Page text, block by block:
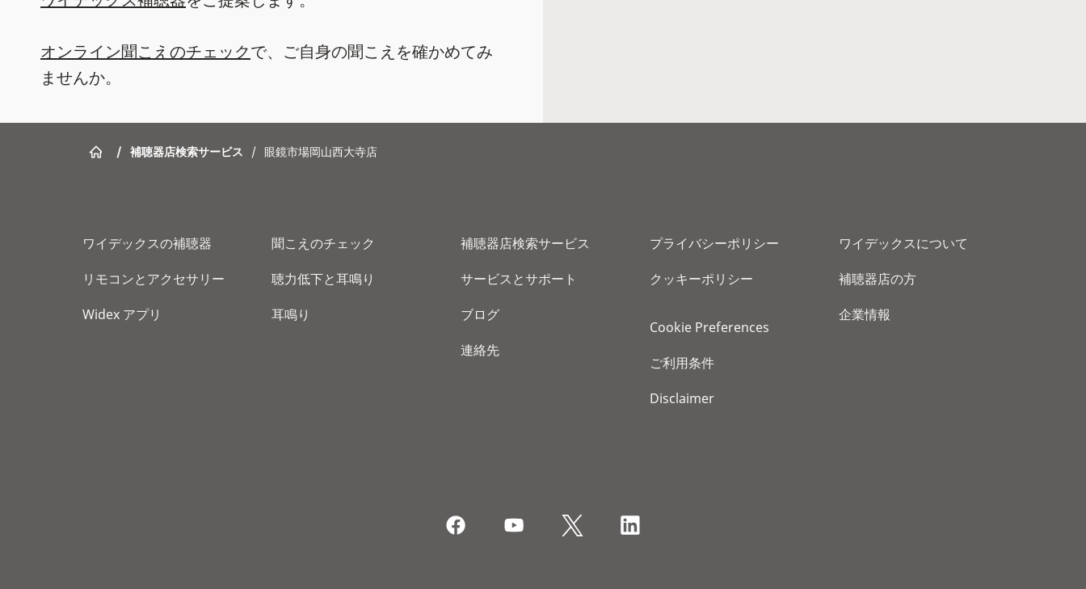
オンライン聞こえのチェックで、ご自身の聞こえを確かめてみ
ませんか。
/ 補聴器店検索サービス / 眼鏡市場岡山西大寺店
ワイデックスの補聴器
リモコンとアクセサリー
Widex アプリ
聞こえのチェック
聴力低下と耳鳴り
耳鳴り
補聴器店検索サービス
サービスとサポート
ブログ
連絡先
プライバシーポリシー
クッキーポリシー
Cookie Preferences
ご利用条件
Disclaimer
ワイデックスについて
補聴器店の方
企業情報